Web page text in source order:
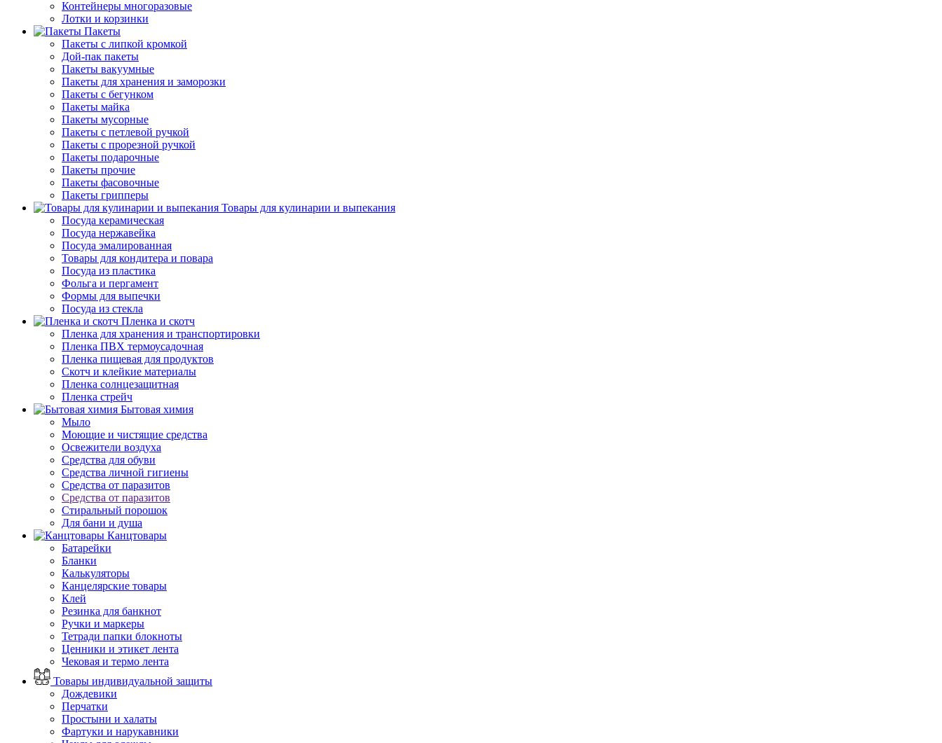
Контейнеры многоразовые
Лотки и корзинки
Пакеты
Пакеты с липкой кромкой
Дой-пак пакеты
Пакеты вакуумные
Пакеты для хранения и заморозки
Пакеты с бегунком
Пакеты майка
Пакеты мусорные
Пакеты с петлевой ручкой
Пакеты с прорезной ручкой
Пакеты подарочные
Пакеты прочие
Пакеты фасовочные
Пакеты грипперы
Товары для кулинарии и выпекания
Посуда керамическая
Посуда нержавейка
Посуда эмалированная
Товары для кондитера и повара
Посуда из пластика
Фольга и пергамент
Формы для выпечки
Посуда из стекла
Пленка и скотч
Пленка для хранения и транспортировки
Пленка ПВХ термоусадочная
Пленка пищевая для продуктов
Скотч и клейкие материалы
Пленка солнцезащитная
Пленка стрейч
Бытовая химия
Мыло
Моющие и чистящие средства
Освежители воздуха
Средства для обуви
Средства личной гигиены
Средства от паразитов
Средства от паразитов
Стиральный порошок
Для бани и душа
Канцтовары
Батарейки
Бланки
Калькуляторы
Канцелярские товары
Клей
Резинка для банкнот
Ручки и маркеры
Тетради папки блокноты
Ценники и этикет лента
Чековая и термо лента
Товары индивидуальной защиты
Дождевики
Перчатки
Простыни и халаты
Фартуки и нарукавники